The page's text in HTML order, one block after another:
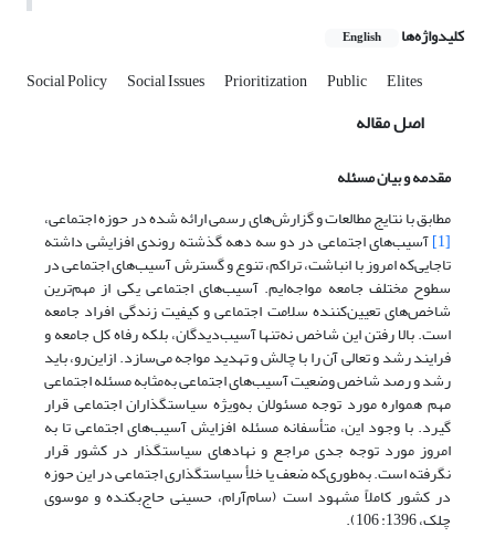
کلیدواژه‌ها English
Social Policy Social Issues Prioritization Public Elites
اصل مقاله
مقدمه و بیان مسئله
مطابق با نتایج مطالعات و گزارش‌‌های رسمی ارائه شده در حوزه اجتماعی،
[1] آسیب‌های اجتماعی در دو سه دهه گذشته روندی افزایشی داشته
تا‌جایی‌که امروز با انباشت، تراکم، تنوع و گسترش آسیب‌های اجتماعی در
سطوح مختلف جامعه مواجه‌ایم. آسیب‌های اجتماعی یکی از مهم‌‌ترین
شاخص‌‌های تعیین‌‌کننده سلامت اجتماعی و کیفیت زندگی افراد جامعه
است. بالا رفتن این شاخص نه‌تنها آسیب‌‌دیدگان، بلکه رفاه کل جامعه و
فرایند رشد و تعالی آن را با چالش و تهدید مواجه می‌‌سازد. ازاین‌رو، باید
رشد و رصد شاخص وضعیت آسیب‌های اجتماعی به‌مثابه مسئله اجتماعی
مهم همواره مورد توجه مسئولان به‌ویژه سیاستگذاران اجتماعی قرار
گیرد. با وجود این، متأسفانه مسئله افزایش آسیب‌های اجتماعی تا به
امروز مورد توجه جدی مراجع و نهادهای سیاستگذار در کشور قرار
نگرفته است. به‌طوری‌که ضعف یا خلأ سیاستگذاری اجتماعی در این حوزه
در کشور کاملاً مشهود است (سام‌‌آرام، حسینی حاج‌بکنده و موسوی
چلک، 1396: 106).